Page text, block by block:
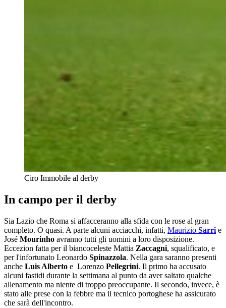
Ciro Immobile al derby
In campo per il derby
Sia Lazio che Roma si affacceranno alla sfida con le rose al gran
completo. O quasi. A parte alcuni acciacchi, infatti, Maurizio Sarri e
José Mourinho avranno tutti gli uomini a loro disposizione.
Eccezion fatta per il biancoceleste Mattia Zaccagni, squalificato, e
per l'infortunato Leonardo Spinazzola. Nella gara saranno presenti
anche Luis Alberto e Lorenzo Pellegrini. Il primo ha accusato
alcuni fastidi durante la settimana al punto da aver saltato qualche
allenamento ma niente di troppo preoccupante. Il secondo, invece, è
stato alle prese con la febbre ma il tecnico portoghese ha assicurato
che sarà dell'incontro.